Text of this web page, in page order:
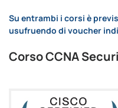
Su entrambi i corsi è
usufruendo di voucher
Corso CCNA